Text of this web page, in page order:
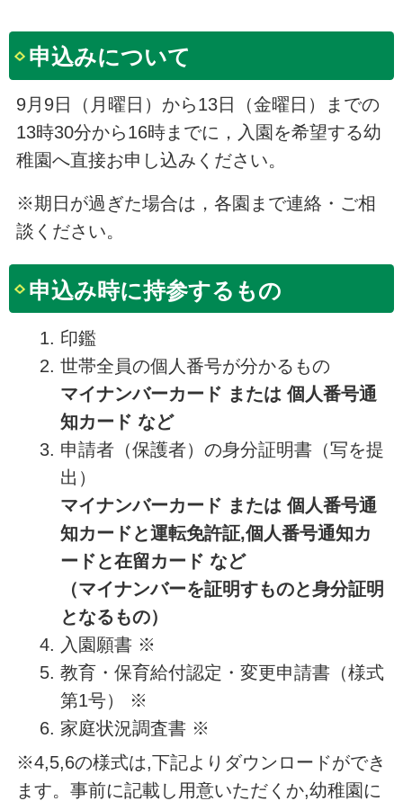
申込みについて
9月9日（月曜日）から13日（金曜日）までの
13時30分から16時までに，入園を希望する幼
稚園へ直接お申し込みください。
※期日が過ぎた場合は，各園まで連絡・ご相
談ください。
申込み時に持参するもの
印鑑
世帯全員の個人番号が分かるもの
マイナンバーカード または 個人番号通
知カード など
申請者（保護者）の身分証明書（写を提
出）
マイナンバーカード または 個人番号通
知カードと運転免許証,個人番号通知カ
ードと在留カード など
（マイナンバーを証明すものと身分証明
となるもの）
入園願書 ※
教育・保育給付認定・変更申請書（様式
第1号） ※
家庭状況調査書 ※
※4,5,6の様式は,下記よりダウンロードができ
ます。事前に記載し用意いただくか,幼稚園に